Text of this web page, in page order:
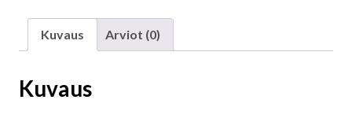
Kuvaus Arviot (0)
Kuvaus